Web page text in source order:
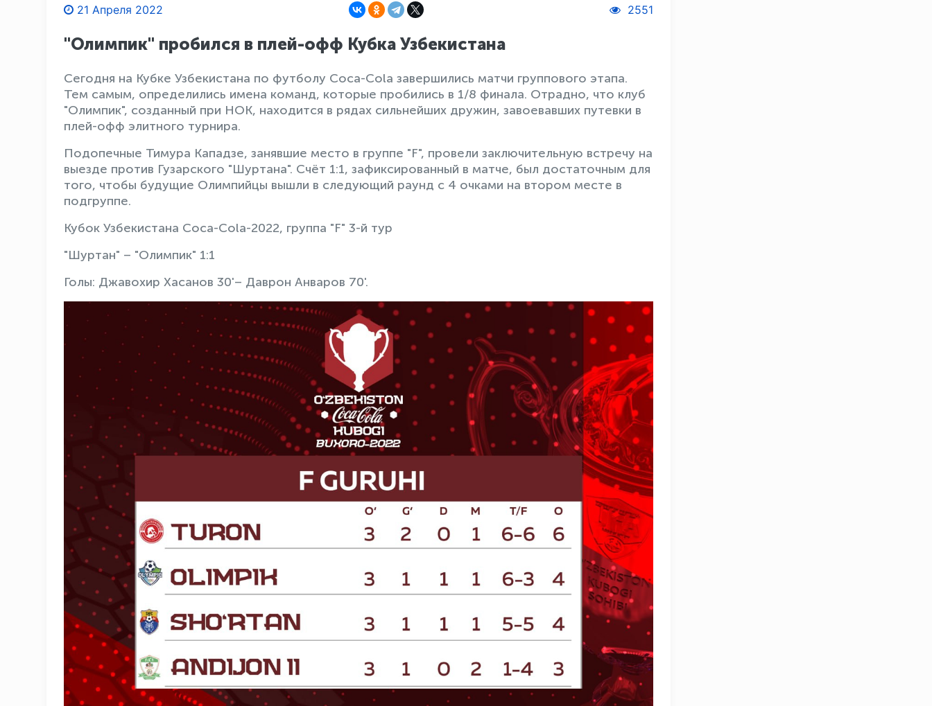
21 Апреля 2022 2551
"Олимпик" пробился в плей-офф Кубка Узбекистана
Сегодня на Кубке Узбекистана по футболу Coca-Cola завершились матчи группового этапа.
Тем самым, определились имена команд, которые пробились в 1/8 финала. Отрадно, что клуб
"Олимпик", созданный при НОК, находится в рядах сильнейших дружин, завоевавших путевки в
плей-офф элитного турнира.
Подопечные Тимура Кападзе, занявшие место в группе "F", провели заключительную встречу на
выезде против Гузарского "Шуртана". Счёт 1:1, зафиксированный в матче, был достаточным для
того, чтобы будущие Олимпийцы вышли в следующий раунд с 4 очками на втором месте в
подгруппе.
Кубок Узбекистана Coca-Cola-2022, группа "F" 3-й тур
"Шуртан" – "Олимпик" 1:1
Голы: Джавохир Хасанов 30'– Даврон Анваров 70'.